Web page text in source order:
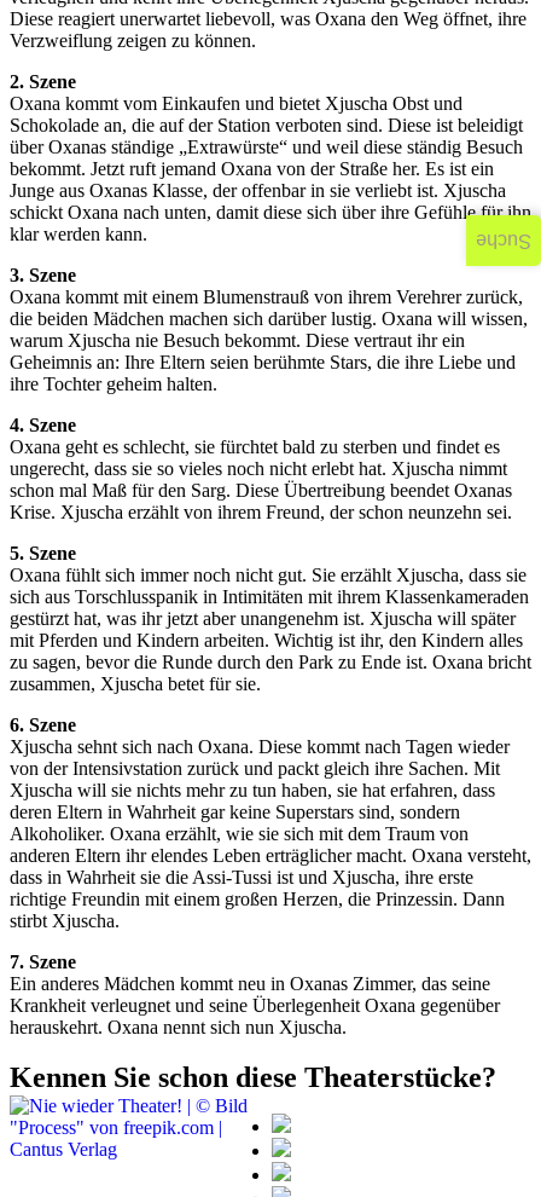
Diese reagiert unerwartet liebevoll, was Oxana den Weg öffnet, ihre
Verzweiflung zeigen zu können.
2. Szene
Oxana kommt vom Einkaufen und bietet Xjuscha Obst und
Schokolade an, die auf der Station verboten sind. Diese ist beleidigt
über Oxanas ständige „Extrawürste“ und weil diese ständig Besuch
bekommt. Jetzt ruft jemand Oxana von der Straße her. Es ist ein
Junge aus Oxanas Klasse, der offenbar in sie verliebt ist. Xjuscha
schickt Oxana nach unten, damit diese sich über ihre Gefühle für ihn
klar werden kann.
3. Szene
Oxana kommt mit einem Blumenstrauß von ihrem Verehrer zurück,
die beiden Mädchen machen sich darüber lustig. Oxana will wissen,
warum Xjuscha nie Besuch bekommt. Diese vertraut ihr ein
Geheimnis an: Ihre Eltern seien berühmte Stars, die ihre Liebe und
ihre Tochter geheim halten.
4. Szene
Oxana geht es schlecht, sie fürchtet bald zu sterben und findet es
ungerecht, dass sie so vieles noch nicht erlebt hat. Xjuscha nimmt
schon mal Maß für den Sarg. Diese Übertreibung beendet Oxanas
Krise. Xjuscha erzählt von ihrem Freund, der schon neunzehn sei.
5. Szene
Oxana fühlt sich immer noch nicht gut. Sie erzählt Xjuscha, dass sie
sich aus Torschlusspanik in Intimitäten mit ihrem Klassenkameraden
gestürzt hat, was ihr jetzt aber unangenehm ist. Xjuscha will später
mit Pferden und Kindern arbeiten. Wichtig ist ihr, den Kindern alles
zu sagen, bevor die Runde durch den Park zu Ende ist. Oxana bricht
zusammen, Xjuscha betet für sie.
6. Szene
Xjuscha sehnt sich nach Oxana. Diese kommt nach Tagen wieder
von der Intensivstation zurück und packt gleich ihre Sachen. Mit
Xjuscha will sie nichts mehr zu tun haben, sie hat erfahren, dass
deren Eltern in Wahrheit gar keine Superstars sind, sondern
Alkoholiker. Oxana erzählt, wie sie sich mit dem Traum von
anderen Eltern ihr elendes Leben erträglicher macht. Oxana versteht,
dass in Wahrheit sie die Assi-Tussi ist und Xjuscha, ihre erste
richtige Freundin mit einem großen Herzen, die Prinzessin. Dann
stirbt Xjuscha.
7. Szene
Ein anderes Mädchen kommt neu in Oxanas Zimmer, das seine
Krankheit verleugnet und seine Überlegenheit Oxana gegenüber
herauskehrt. Oxana nennt sich nun Xjuscha.
Kennen Sie schon diese Theaterstücke?
Suche